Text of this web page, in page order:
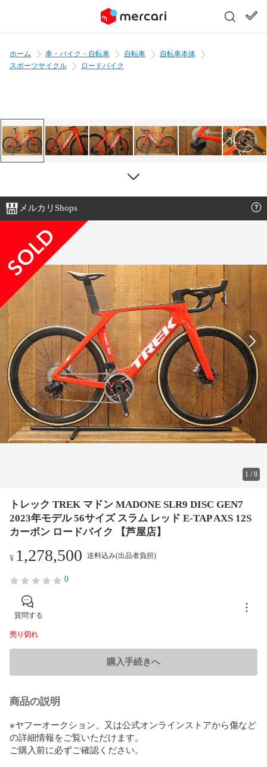
ホーム 車・バイク・自転車 自転車
自転車本体
スポーツサイクル
ロードバイク
メルカリShops
1 /8
トレック TREK マドン MADONE SLR9 DISC GEN7
2023年モデル 56サイズ スラム レッド E-TAP AXS 12S
カーボン ロードバイク 【芦屋店】
¥ 1,278,500 送料込み(出品者負担)
0
質問する
売り切れ
購入手続きへ
商品の説明
※ヤフーオークション、又は公式オンラインストアから傷など
の詳細情報をご覧いただけます。
ご購入前に必ずご確認ください。